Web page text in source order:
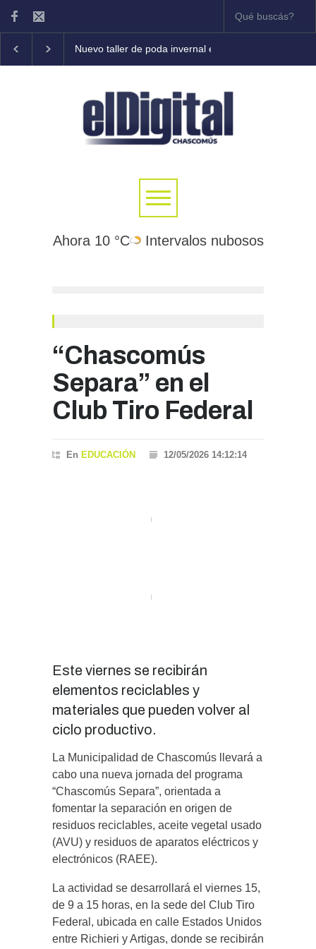
Nuevo taller de poda invernal en frutales
Ahora 10 °C Intervalos nubosos
“Chascomús
Separa” en el
Club Tiro Federal
En EDUCACIÓN 12/05/2026 14:12:14
Este viernes se recibirán
elementos reciclables y
materiales que pueden volver al
ciclo productivo.
La Municipalidad de Chascomús llevará a
cabo una nueva jornada del programa
“Chascomús Separa”, orientada a
fomentar la separación en origen de
residuos reciclables, aceite vegetal usado
(AVU) y residuos de aparatos eléctricos y
electrónicos (RAEE).
La actividad se desarrollará el viernes 15,
de 9 a 15 horas, en la sede del Club Tiro
Federal, ubicada en calle Estados Unidos
entre Richieri y Artigas, donde se recibirán